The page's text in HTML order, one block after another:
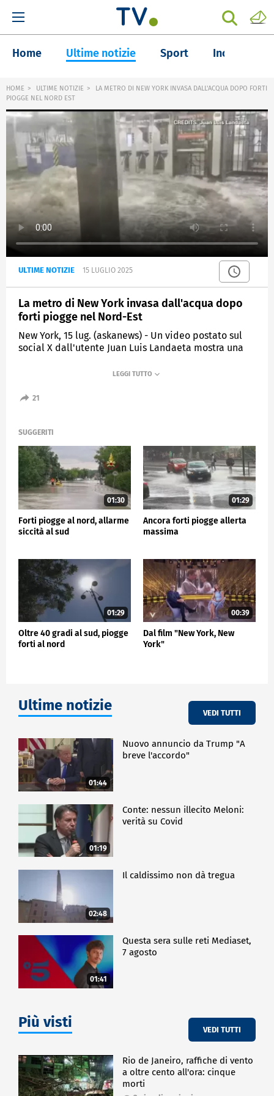
Home Ultime notizie Sport Inchieste
HOME ULTIME NOTIZIE
LA METRO DI NEW YORK INVASA DALL'ACQUA DOPO FORTI
PIOGGE NEL NORD EST
ULTIME NOTIZIE 15 LUGLIO 2025
La metro di New York invasa dall'acqua dopo
forti piogge nel Nord-Est
New York, 15 lug. (askanews) - Un video postato sul
social X dall'utente Juan Luis Landaeta mostra una
Street station") sommersa dall'acqua dopo che
Stati Uniti.
21
SUGGERITI
01:30
Forti piogge al nord, allarme
siccità al sud
01:29
Ancora forti piogge allerta
massima
01:29
Oltre 40 gradi al sud, piogge
forti al nord
00:39
Dal film "New York, New
York"
Ultime notizie VEDI TUTTI
01:44
Nuovo annuncio da Trump "A
breve l'accordo"
01:19
Conte: nessun illecito Meloni:
verità su Covid
02:48
Il caldissimo non dà tregua
01:41
Questa sera sulle reti Mediaset,
7 agosto
Più visti VEDI TUTTI
Rio de Janeiro, raffiche di vento
a oltre cento all'ora: cinque
morti